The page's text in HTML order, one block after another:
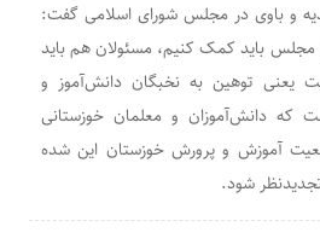
و باوی در مجلس شورای اسلامی گفت:
مجلس باید کمک کنیم، مسئولان هم باید
یعنی توهین به نخبگان دانش‌آموز و
که دانش‌آموزان و معلمان خوزستانی
آموزش و پرورش خوزستان این شده
شود.